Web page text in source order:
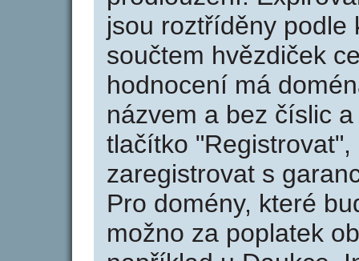
jsou roztříděny podle
součtem hvězdiček
hodnocení má
názvem a bez číslic
tlačítko
zaregistrovat s
Pro domény, které
možno za poplatek